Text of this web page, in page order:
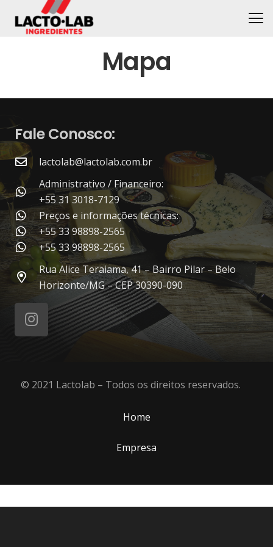
Mapa
Fale Conosco:
lactolab@lactolab.com.br
Administrativo / Financeiro:
+55 31 3018-7129
Preços e informações técnicas:
+55 33 98898-2565
+55 33 98898-2565
Rua Alice Teraiama, 41 – Bairro Pilar – Belo
Horizonte/MG – CEP 30390-090
© 2021 Lactolab – Todos os direitos reservados.
Home
Empresa